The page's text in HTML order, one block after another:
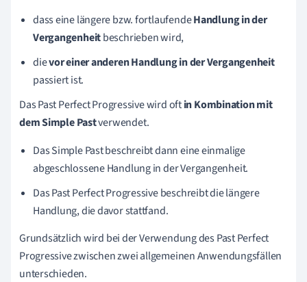
dass eine längere bzw. fortlaufendeHandlung in der
Vergangenheitbeschrieben wird,
dievor einer anderen Handlung in der Vergangenheit
passiert ist.
Das Past Perfect Progressive wird oftin Kombination mit
dem Simple Pastverwendet.
Das Simple Past beschreibt dann eine einmalige
abgeschlossene Handlung in der Vergangenheit.
Das Past Perfect Progressive beschreibt die längere
Handlung, die davor stattfand.
Grundsätzlich wird bei der Verwendung des Past Perfect
Progressive zwischen zwei allgemeinen Anwendungsfällen
unterschieden.